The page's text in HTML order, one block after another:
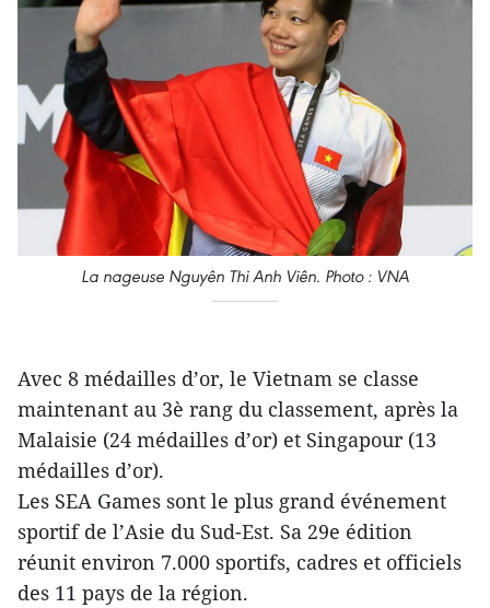
La nageuse Nguyên Thi Anh Viên. Photo : VNA
Avec 8 médailles d’or, le Vietnam se classe
maintenant au 3è rang du classement, après la
Malaisie (24 médailles d’or) et Singapour (13
médailles d’or).
Les SEA Games sont le plus grand événement
sportif de l’Asie du Sud-Est. Sa 29e édition
réunit environ 7.000 sportifs, cadres et officiels
des 11 pays de la région.